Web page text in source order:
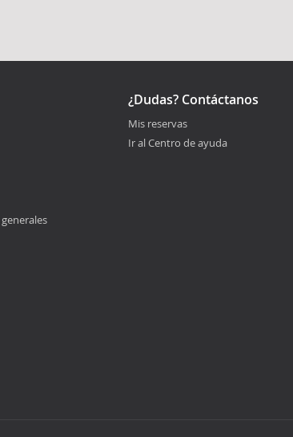
¿Dudas? Contáctanos
Mis reservas
Ir al Centro de ayuda